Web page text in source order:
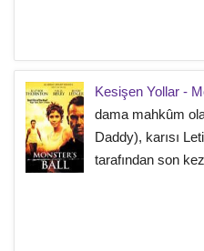
Kesişen Yollar -
dama mahkûm
Daddy), karısı
tarafından son